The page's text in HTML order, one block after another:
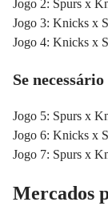
Jogo 2: Spurs x
Jogo 3: Knicks x
Jogo 4: Knicks x
Se necessário
Jogo 5: Spurs x
Jogo 6: Knicks x
Jogo 7: Spurs x
Mercados